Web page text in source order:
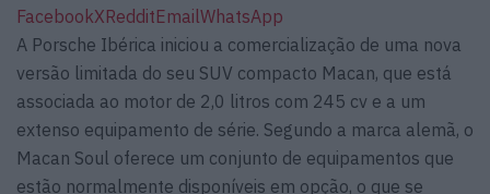
FacebookXRedditEmailWhatsApp
A Porsche Ibérica iniciou a comercialização de uma nova
versão limitada do seu SUV compacto Macan, que está
associada ao motor de 2,0 litros com 245 cv e a um
extenso equipamento de série. Segundo a marca alemã, o
Macan Soul oferece um conjunto de equipamentos que
estão normalmente disponíveis em opção, o que se